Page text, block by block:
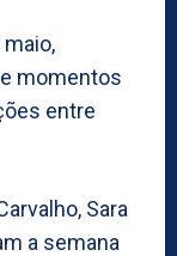
momentos
entre
Sara
a semana